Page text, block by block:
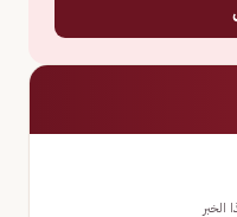
الخبر